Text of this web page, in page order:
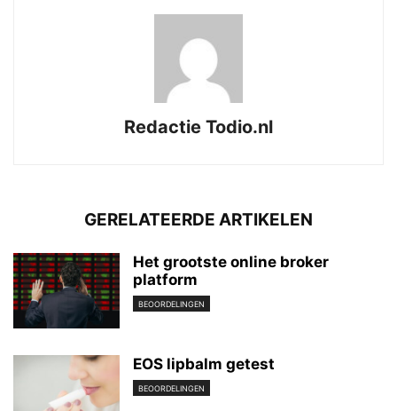
Redactie Todio.nl
GERELATEERDE ARTIKELEN
Het grootste online broker
platform
BEOORDELINGEN
EOS lipbalm getest
BEOORDELINGEN